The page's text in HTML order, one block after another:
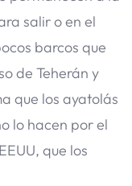
salir o en el
barcos que
de Teherán y
que los ayatolás
lo hacen por el
que los